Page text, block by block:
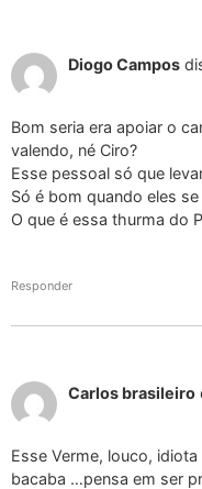
Diogo Campos
Bom seria era apoiar o
valendo, né Ciro?
Esse pessoal só que
Só é bom quando eles
O que é essa thurma do
Responder
Carlos brasileiro
Esse Verme, louco,
bacaba …pensa em ser